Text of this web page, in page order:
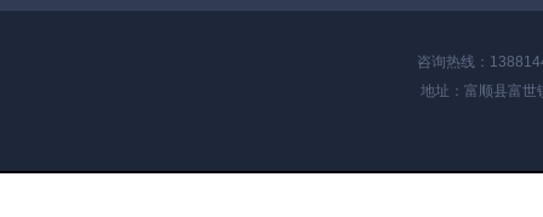
咨询热线：
地址：富顺县富世